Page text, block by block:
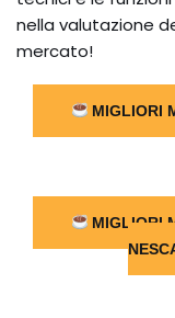
nella valutazione
mercato!
MIGLIORI
MIGLIORI